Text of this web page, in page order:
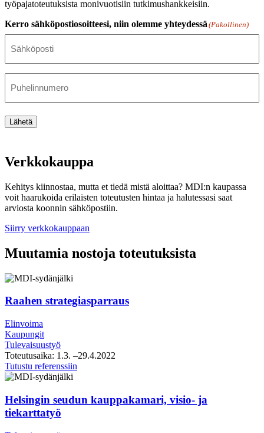
työpajatoteutuksista monivuotisiin tutkimushankkeisiin.
Kerro sähköpostiosoitteesi, niin olemme yhteydessä (Pakollinen)
Lähetä
Verkkokauppa
Kehitys kiinnostaa, mutta et tiedä mistä aloittaa? MDI:n kaupassa
voit haarukoida erilaisten toteutusten hintaa ja halutessasi saat
arviosta koonnin sähköpostiin.
Siirry verkkokauppaan
Muutamia nostoja toteutuksista
Raahen strategiasparraus
Elinvoima
Kaupungit
Tulevaisuustyö
Toteutusaika: 1.3. –29.4.2022
Tutustu referenssiin
Helsingin seudun kauppakamari, visio- ja
tiekarttatyö